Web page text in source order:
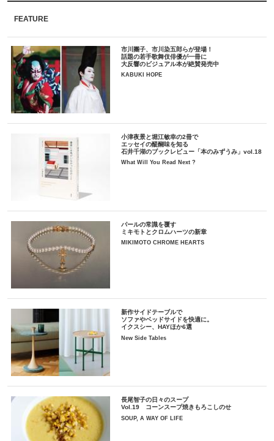
FEATURE
市川團子、市川染五郎らが登場！
話題の若手歌舞伎俳優が一冊に
大反響のビジュアル本が絶賛発売中
KABUKI HOPE
小津夜景と堀江敏幸の2冊で
エッセイの醍醐味を知る
石井千湖のブックレビュー「本のみずうみ」vol.18
What Will You Read Next ?
パールの常識を覆す
ミキモトとクロムハーツの新章
MIKIMOTO CHROME HEARTS
新作サイドテーブルで
ソファやベッドサイドを快適に。
イクスシー、HAYほか6選
New Side Tables
長尾智子の日々のスープ
Vol.19 コーンスープ焼きもろこしのせ
SOUP, A WAY OF LIFE